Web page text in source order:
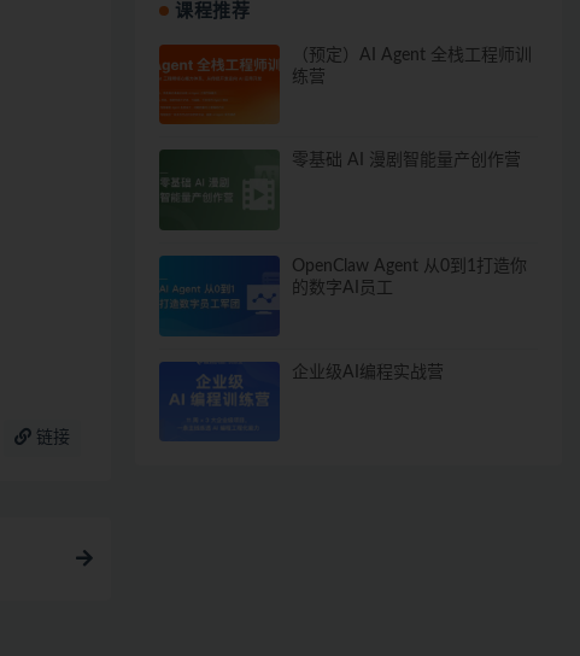
链接
课程推荐
（预定）AI Agent 全栈工程师训
练营
零基础 AI 漫剧智能量产创作营
OpenClaw Agent 从0到1打造你
的数字AI员工
企业级AI编程实战营